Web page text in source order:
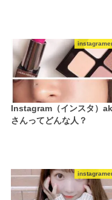
Instagram（インスタ）
さんってどんな人？